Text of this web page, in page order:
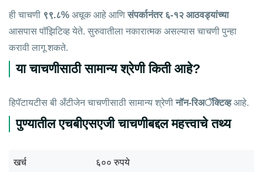
ही चाचणी ९९.८% अचूक आहे आणिसंपर्कानंतर ६-१२ आठवड्यांच्या
आसपास पॉझिटिव्ह येते. सुरुवातीला नकारात्मक असल्यास चाचणी पुन्हा
करावी लागू शकते.
या चाचणीसाठी सामान्य श्रेणी किती आहे?
हिपॅटायटीस बी अँटीजेन चाचणीसाठी सामान्य श्रेणीनॉन-रिअॅक्टिव्हआहे.
पुण्यातील एचबीएसएजी चाचणीबद्दल महत्त्वाचे तथ्य
खर्च ६०० रुपये